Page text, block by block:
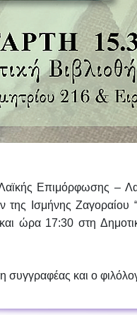
Επιμόρφωσης –
της
Ισμήνης Ζαγοραίου
ώρα 17:30 στη
και ο